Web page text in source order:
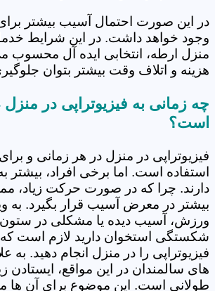
در این صورت احتمال آسیب بیشتر
وجود خواهد داشت. در این شرایط
منزل ارطه، انتخابی ایده آل محسوب
هزینه و اتلاف وقت بیشتر بتوان
چه زمانی به فیزیوتراپی در منزل
است؟
فیزیوتراپی در منزل در هر زمانی و
استفاده است. اما برخی افراد، بیشتر
دارند. چرا که در صورت حرکت زیاد،
بیشتر در معرض آسیب قرار بگیرد. به
ورزش، آسیب دیده یا مشکلی در
شکستگی استخوان دارید لازم است که
فیزیوتراپی را در منزل انجام دهید. به
های سالمندان در این مواقع،
طولانی است. این موضوع برای آن ها می